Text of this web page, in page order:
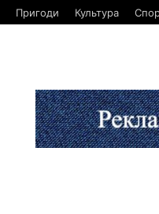
Пригоди Культура